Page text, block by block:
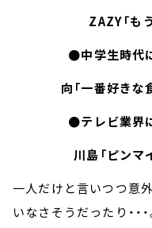
ZAZY「も
●中学生時代
向「一番好きな
●テレビ業界
川島「ピンマ
一人だけと言いつつ意
いなさそうだったり・・